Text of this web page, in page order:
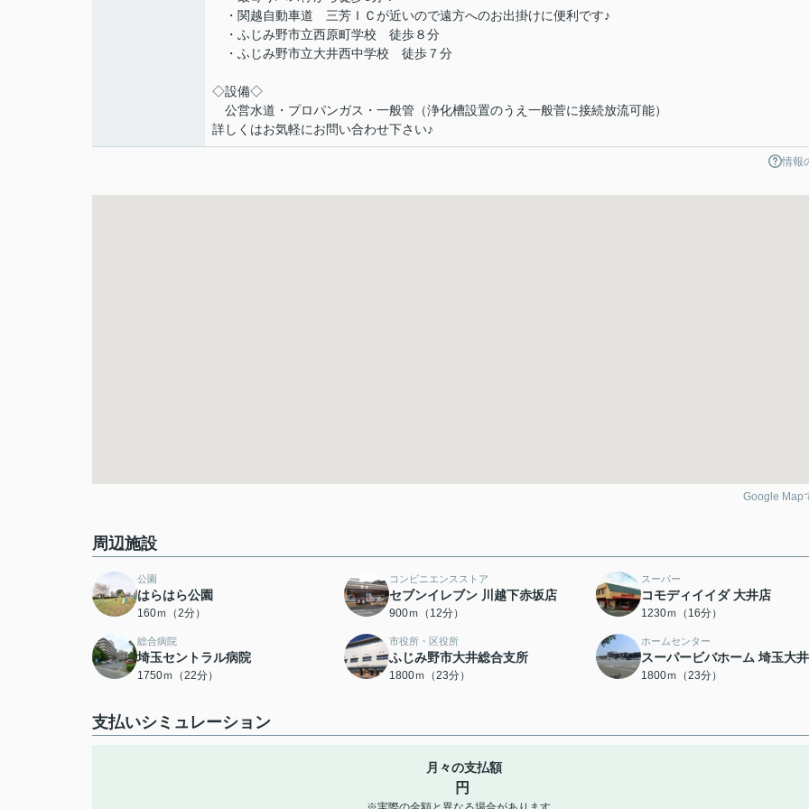
・関越自動車道 三芳ＩＣが近いので遠方へのお出掛けに便利です♪
・ふじみ野市立西原町学校 徒歩８分
・ふじみ野市立大井西中学校 徒歩７分
◇設備◇
公営水道・プロパンガス・一般管（浄化槽設置のうえ一般菅に接続放流可能）
詳しくはお気軽にお問い合わせ下さい♪
情報
Google Map
周辺施設
公園
はらはら公園
160ｍ（2分）
コンビニエンスストア
セブンイレブン 川越下赤坂店
900ｍ（12分）
スーパー
コモディイイダ 大井店
1230ｍ（16分）
総合病院
埼玉セントラル病院
1750ｍ（22分）
市役所・区役所
ふじみ野市大井総合支所
1800ｍ（23分）
ホームセンター
スーパービバホーム 埼玉大
1800ｍ（23分）
支払いシミュレーション
月々の支払額
円